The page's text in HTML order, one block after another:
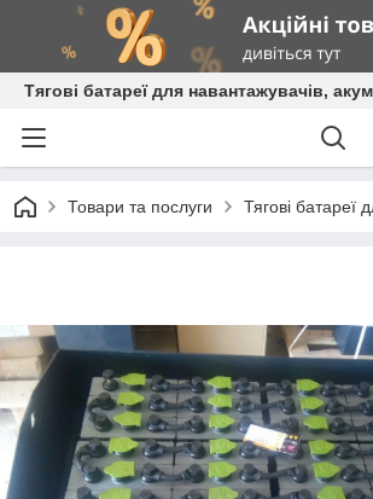
Тягові батареї для навантажувачів,
Товари та послуги Тягові батареї